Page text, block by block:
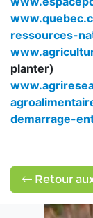
ressources-
planter)
demarrage-
Retour